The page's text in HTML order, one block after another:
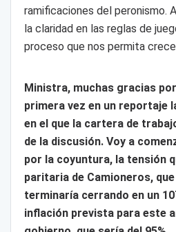
ramificaciones del peronismo.
la claridad en las reglas de
proceso que nos permita
Ministra, muchas gracias
primera vez en un reportaje
en el que la cartera de
de la discusión. Voy a
por la coyuntura, la tensión
paritaria de Camioneros,
terminaría cerrando en un
inflación prevista para este